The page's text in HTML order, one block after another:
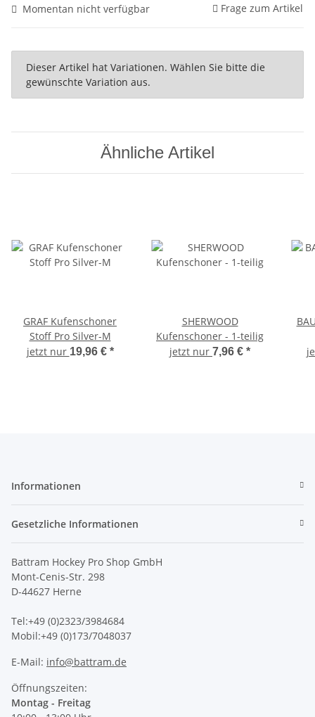
Momentan nicht verfügbar Frage zum Artikel
x
Dieser Artikel hat Variationen. Wählen Sie bitte die
gewünschte Variation aus.
Ähnliche Artikel
GRAF Kufenschoner
Stoff Pro Silver-M
jetzt nur 19,96 € *
SHERWOOD
Kufenschoner - 1-teilig
jetzt nur 7,96 € *
Informationen
Gesetzliche Informationen
Battram Hockey Pro Shop GmbH
Mont-Cenis-Str. 298
D-44627 Herne
Tel:+49 (0)2323/3984684
Mobil:+49 (0)173/7048037
E-Mail: info@battram.de
Öffnungszeiten:
Montag - Freitag